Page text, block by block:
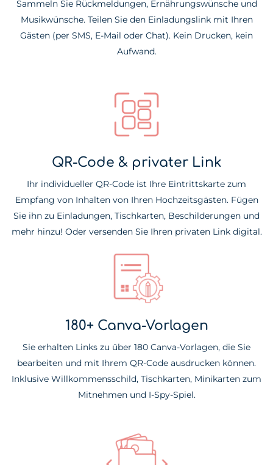
Sammeln Sie Rückmeldungen, Ernährungswünsche und
Musikwünsche. Teilen Sie den Einladungslink mit Ihren
Gästen (per SMS, E-Mail oder Chat). Kein Drucken, kein
Aufwand.
QR-Code & privater Link
Ihr individueller QR-Code ist Ihre Eintrittskarte zum
Empfang von Inhalten von Ihren Hochzeitsgästen. Fügen
Sie ihn zu Einladungen, Tischkarten, Beschilderungen und
mehr hinzu! Oder versenden Sie Ihren privaten Link digital.
180+ Canva-Vorlagen
Sie erhalten Links zu über 180 Canva-Vorlagen, die Sie
bearbeiten und mit Ihrem QR-Code ausdrucken können.
Inklusive Willkommensschild, Tischkarten, Minikarten zum
Mitnehmen und I-Spy-Spiel.